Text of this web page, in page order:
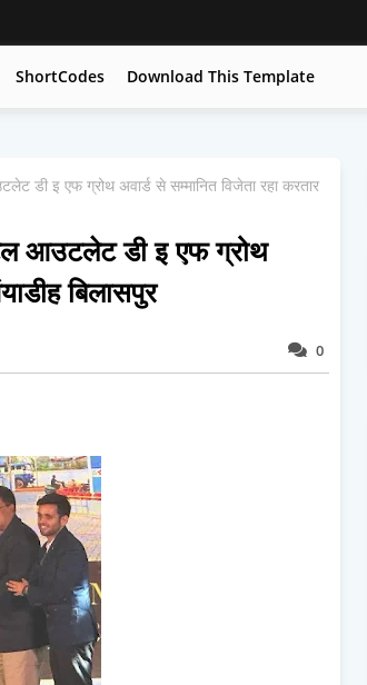
ShortCodes Download This Template
डी इ एफ ग्रोथ अवार्ड से सम्मानित विजेता रहा करतार
आउटलेट डी इ एफ ग्रोथ
बिलासपुर
0